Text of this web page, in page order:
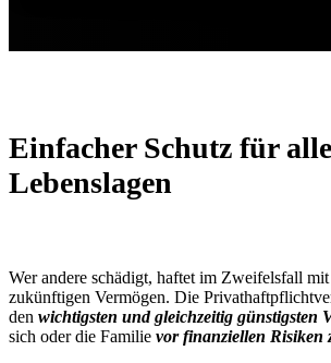
Einfacher Schutz für alle
Lebenslagen
Wer andere schä­digt, haftet im Zweifelsfall
zukünftigen Vermögen. Die
den wichtigsten und gleichzeitig günstigsten
sich oder die Familie vor finanziellen Risiken